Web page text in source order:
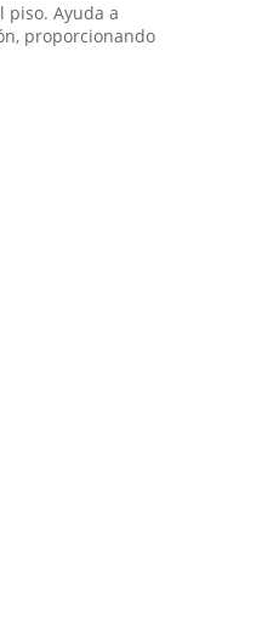
piso. Ayuda a
proporcionando